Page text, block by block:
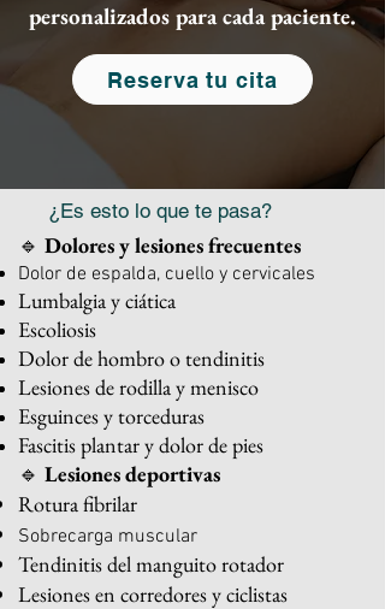
personalizados para cada paciente.
Reserva tu cita
¿Es esto lo que te pasa?
🔹 Dolores y lesiones frecuentes
Dolor de espalda, cuello y cervicales
Lumbalgia y ciática
Escoliosis
Dolor de hombro o tendinitis
Lesiones de rodilla y menisco
Esguinces y torceduras
Fascitis plantar y dolor de pies
🔹 Lesiones deportivas
Rotura fibrilar
Sobrecarga muscular
Tendinitis del manguito rotador
Lesiones en corredores y ciclistas